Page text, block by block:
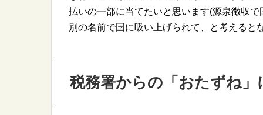
払いの一部に当てたいと思います(源泉徴収
別の名前で国に吸い上げられて、と考えると
税務署からの「おたずね」